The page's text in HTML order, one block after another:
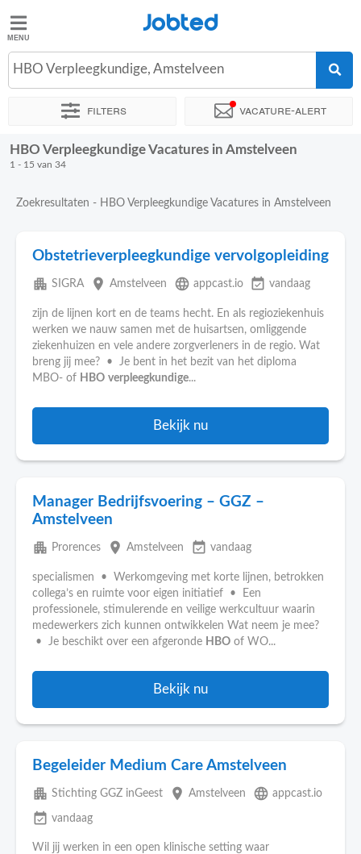
Jobted
Vacatures
Salarissen
Jobted
HBO Verpleegkundige, Amstelveen
Filters Vacature-alert
Sorteer op Exacte locatie Uitzendbureau Soort
HBO Verpleegkundige Vacatures in Amstelveen
1 - 15 van 34
Zoekresultaten - HBO Verpleegkundige Vacatures in Amstelveen
Obstetrieverpleegkundige vervolgopleiding
apartment SIGRA place Amstelveen language appcast.io event_available vandaag
zijn de lijnen kort en de teams hecht. En als regioziekenhuis
werken we nauw samen met de huisartsen, omliggende
ziekenhuizen en vele andere zorgverleners in de regio. Wat
breng jij mee? • Je bent in het bezit van het diploma
MBO- of HBO verpleegkundige...
Bekijk nu
Manager Bedrijfsvoering – GGZ –
Amstelveen
apartment Prorences place Amstelveen event_available vandaag
specialismen • Werkomgeving met korte lijnen, betrokken
collega’s en ruimte voor eigen initiatief • Een
professionele, stimulerende en veilige werkcultuur waarin
medewerkers zich kunnen ontwikkelen Wat neem je mee?
• Je beschikt over een afgeronde HBO of WO...
Bekijk nu
Begeleider Medium Care Amstelveen
apartment Stichting GGZ inGeest place Amstelveen language appcast.io
event_available vandaag
Wil jij werken in een open klinische setting waar